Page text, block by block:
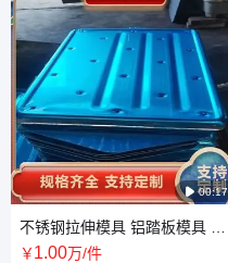
 00:17
不锈钢拉伸模具 铝踏板模具 规
格齐全 支持来图定制
￥1.00万/件